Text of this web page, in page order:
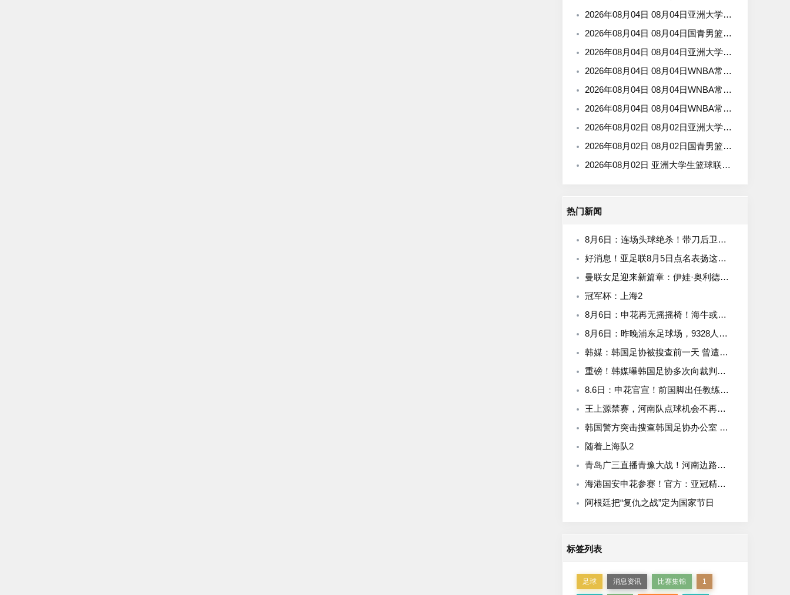
2026年08月04日 08月04日亚洲大学生篮球联赛小组赛 延世大学 82 - 83 北京大学 集锦
2026年08月04日 08月04日国青男篮热身赛 中国U18男篮 94 - 85 加拿大大卫·安篮球学院 集锦
2026年08月04日 08月04日亚洲大学生篮球联赛小组赛 早稻田大学 71 - 86 清华大学 集锦
2026年08月04日 08月04日WNBA常规赛 菲尼克斯水星106-101芝加哥天空 全场集锦
2026年08月04日 08月04日WNBA常规赛 西雅图风暴83-95纽约自由人 全场集锦
2026年08月04日 08月04日WNBA常规赛 拉斯维加斯王牌109-87亚特兰大梦想 全场集锦
2026年08月02日 08月02日亚洲大学生篮球联赛小组赛 清华大学 87 - 65 悉尼大学 集锦
2026年08月02日 08月02日国青男篮热身赛 中国U18男篮 89 - 52 纽纳华丁闪电队 集锦
2026年08月02日 亚洲大学生篮球联赛小组赛 上海交通大学 61 - 53 蒙古国立大学 集锦
热门新闻
8月6日：连场头球绝杀！带刀后卫闪耀，U17国足1
好消息！亚足联8月5日点名表扬这位中国男足新星，引发热议
曼联女足迎来新篇章：伊娃·奥利德正式出任主帅，目标2028年
冠军杯：上海2
8月6日：申花再无摇摇椅！海牛或上四大外援摧花前国脚，这套阵容踢中甲都困难
8月6日：昨晚浦东足球场，9328人前，枪手主帅竟称国足未来是他
韩媒：韩国足协被搜查前一天 曾遭总统李在明点名批评
重磅！韩媒曝韩国足协多次向裁判提供性服务 包括世预赛
8.6日：申花官宣！前国脚出任教练组组长，新帅四大候选浮出，于汉超救火？
王上源禁赛，河南队点球机会不再灵验 马拉尼昂射门不佳 郑智目标亚冠资格
韩国警方突击搜查韩国足协办公室 调查洪明甫任命违规问题
随着上海队2
青岛广三直播青豫大战！河南边路存隐患，古斯塔沃等喂饼，西海岸剑指亚冠
海港国安申花参赛！官方：亚冠精英和亚冠二抽签仪式8月18日进行
阿根廷把“复仇之战”定为国家节日
标签列表
足球 消息资讯 比赛集锦 1